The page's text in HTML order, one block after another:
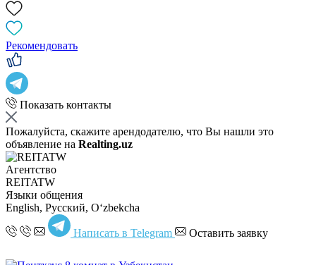
Рекомендовать
Показать контакты
Пожалуйста, скажите арендодателю, что Вы нашли это
объявление на Realting.uz
Агентство
REITATW
Языки общения
English, Русский, Oʻzbekcha
Написать в Telegram Оставить заявку